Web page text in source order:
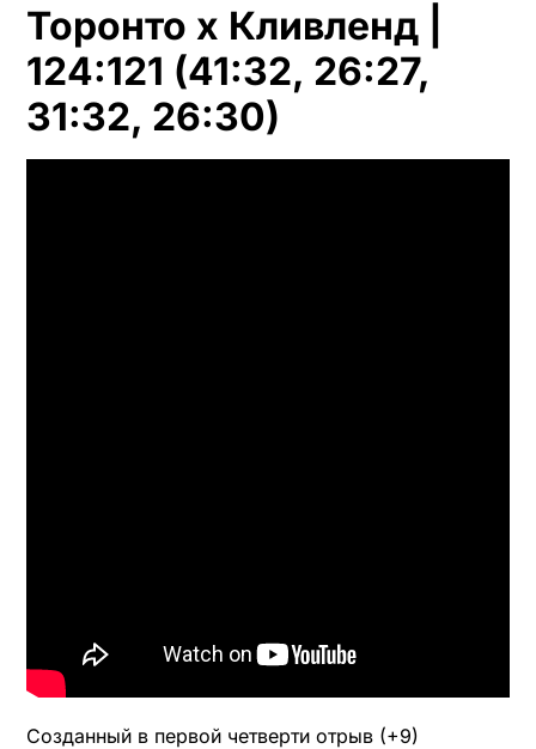
Торонто x Кливленд |
124:121 (41:32, 26:27,
31:32, 26:30)
Созданный в первой четверти отрыв (+9)